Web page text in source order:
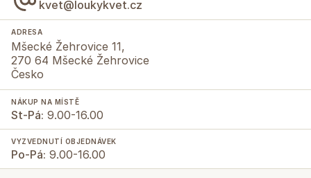
kvet@loukykvet.cz
ADRESA
Mšecké Žehrovice 11,
270 64 Mšecké Žehrovice
Česko
NÁKUP NA MÍSTĚ
St-Pá: 9.00-16.00
VYZVEDNUTÍ OBJEDNÁVEK
Po-Pá: 9.00-16.00